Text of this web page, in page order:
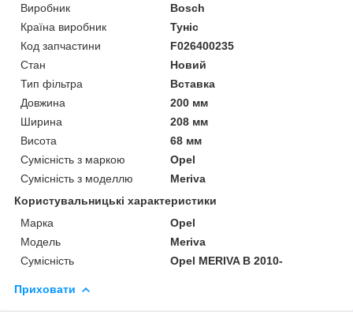
Виробник
Bosch
Країна виробник
Туніс
Код запчастини
F026400235
Стан
Новий
Тип фільтра
Вставка
Довжина
200 мм
Ширина
208 мм
Висота
68 мм
Сумісність з маркою
Opel
Сумісність з моделлю
Meriva
Користувальницькі характеристики
Марка
Opel
Модель
Meriva
Сумісність
Opel MERIVA B 2010-
Приховати